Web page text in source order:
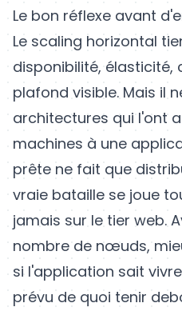
Le bon réflexe avant
Le scaling horizontal
disponibilité, élasticité,
plafond visible. Mais il
architectures qui l'ont
machines à une
prête ne fait que
vraie bataille se joue
jamais sur le tier web.
nombre de nœuds,
si l'application sait
prévu de quoi tenir